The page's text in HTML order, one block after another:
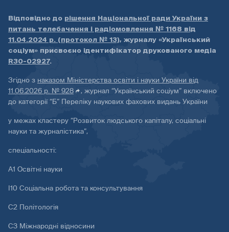
Відповідно до рішення Національної ради України з
питань телебачення і радіомовлення № 1168 від
11.04.2024 р. (протокол № 13), журналу «Український
соціум» присвоєно ідентифікатор друкованого медіа
R30-02927.
Згідно з наказом Міністерства освіти і науки України від
11.06.2026 р. № 928
, журнал “Український соціум” включено
до категорії “Б” Переліку наукових фахових видань України
у межах кластеру “Розвиток людського капіталу, соціальні
науки та журналістика”,
спеціальності:
А1 Освітні науки
І10 Соціальна робота та консультування
С2 Політологія
С3 Міжнародні відносини